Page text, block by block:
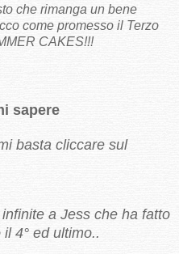
che rimanga un bene
come promesso il Terzo
CAKES!!!
sapere
basta cliccare sul
a Jess che ha fatto
4° ed ultimo..